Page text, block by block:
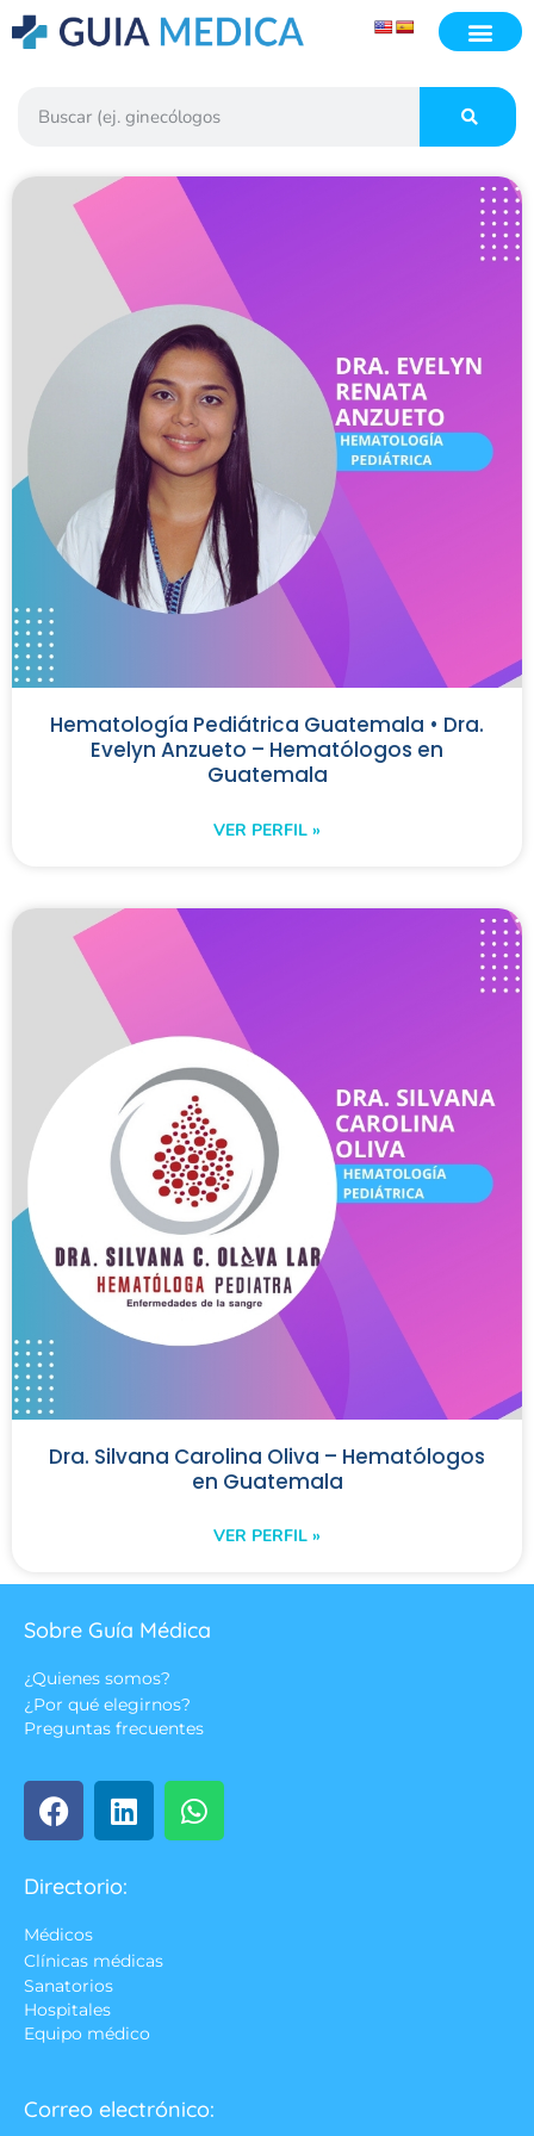
Hematología Pediátrica Guatemala • Dra.
Evelyn Anzueto – Hematólogos en
Guatemala
VER PERFIL »
Dra. Silvana Carolina Oliva – Hematólogos
en Guatemala
VER PERFIL »
Sobre Guía Médica
¿Quienes somos?
¿Por qué elegirnos?
Preguntas frecuentes
Directorio:
Médicos
Clínicas médicas
Sanatorios
Hospitales
Equipo médico
Correo electrónico: